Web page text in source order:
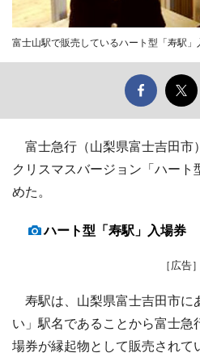
富士山駅で販売しているハート型「寿駅」
富士急行（山梨県富士吉田市
クリスマスバージョン「ハー
めた。
ハート型「寿駅」入場券
［広告］
寿駅は、山梨県富士吉田市に
い」駅名であることから富士急
場券が縁起物として販売されて